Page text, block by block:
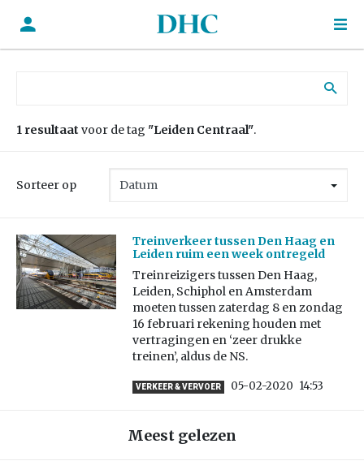
1 resultaat voor de tag "Leiden Centraal".
Sorteer op
Treinverkeer tussen Den Haag en
Leiden ruim een week ontregeld
Treinreizigers tussen Den Haag,
Leiden, Schiphol en Amsterdam
moeten tussen zaterdag 8 en zondag
16 februari rekening houden met
vertragingen en ‘zeer drukke
treinen’, aldus de NS.
VERKEER & VERVOER 05-02-2020 14:53
Meest gelezen